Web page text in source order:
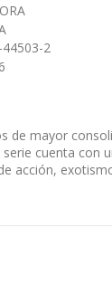
2
de mayor
cuenta con
acción,